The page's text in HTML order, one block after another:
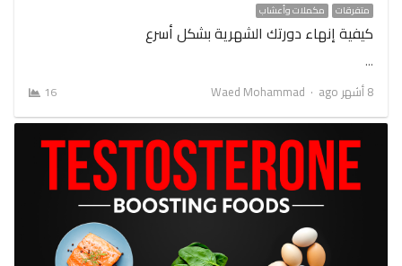
متفرقات مكملات وأعشاب
كيفية إنهاء دورتك الشهرية بشكل أسرع
…
8 أشهر ago
Author
Waed Mohammad
16